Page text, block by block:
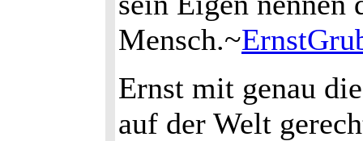
Mensch.~
Ernst mit genau
auf der Welt